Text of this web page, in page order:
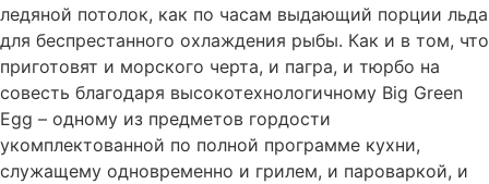
ледяной потолок, как по часам выдающий порции льда
для беспрестанного охлаждения рыбы. Как и в том, что
приготовят и морского черта, и пагра, и тюрбо на
совесть благодаря высокотехнологичному Big Green
Egg – одному из предметов гордости
укомплектованной по полной программе кухни,
служащему одновременно и грилем, и пароваркой, и